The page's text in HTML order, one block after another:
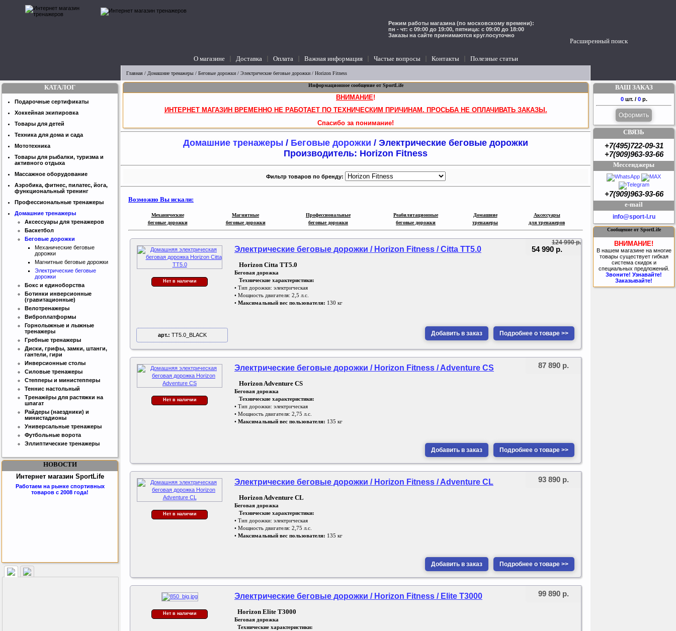
Расширенный поиск
Режим работы магазина (по московскому времени):
пн - чт: с 09:00 до 19:00, пятница: с 09:00 до 18:00
Заказы на сайте принимаются круглосуточно
О магазине Доставка Оплата Важная информация Частые вопросы Контакты Полезные статьи
Главная / Домашние тренажеры / Беговые дорожки / Электрические беговые дорожки / Horizon Fitness
Информационное сообщение от SportLife
ВНИМАНИЕ!
ИНТЕРНЕТ МАГАЗИН ВРЕМЕННО НЕ РАБОТАЕТ ПО ТЕХНИЧЕСКИМ ПРИЧИНАМ. ПРОСЬБА НЕ ОПЛАЧИВАТЬ ЗАКАЗЫ.
Спасибо за понимание!
Домашние тренажеры / Беговые дорожки / Электрические беговые дорожки
Производитель: Horizon Fitness
Фильтр товаров по бренду:
Возможно Вы искали:
Механические
беговые дорожки
Магнитные
беговые дорожки
Профессиональные
беговые дорожки
Реабилитационные
беговые дорожки
Домашние
тренажеры
Аксессуары
для тренажеров
Нет в наличии
Электрические беговые дорожки / Horizon Fitness / Citta TT5.0
Horizon Citta TT5.0
Беговая дорожка
Технические характеристики:
• Тип дорожки: электрическая
• Мощность двигателя: 2,5 л.с.
• Максимальный вес пользователя: 130 кг
арт.: TT5.0_BLACK Добавить в заказ Подробнее о товаре >>
124 990 р.
54 990 р.
Нет в наличии
Электрические беговые дорожки / Horizon Fitness / Adventure CS
Horizon Adventure CS
Беговая дорожка
Технические характеристики:
• Тип дорожки: электрическая
• Мощность двигателя: 2,75 л.с.
• Максимальный вес пользователя: 135 кг
Добавить в заказ Подробнее о товаре >>
87 890 р.
Нет в наличии
Электрические беговые дорожки / Horizon Fitness / Adventure CL
Horizon Adventure CL
Беговая дорожка
Технические характеристики:
• Тип дорожки: электрическая
• Мощность двигателя: 2,75 л.с.
• Максимальный вес пользователя: 135 кг
Добавить в заказ Подробнее о товаре >>
93 890 р.
Нет в наличии
Электрические беговые дорожки / Horizon Fitness / Elite T3000
Horizon Elite T3000
Беговая дорожка
Технические характеристики:
99 890 р.
КАТАЛОГ
Подарочные сертификаты
Хоккейная экипировка
Товары для детей
Техника для дома и сада
Мототехника
Товары для рыбалки, туризма и
активного отдыха
Массажное оборудование
Аэробика, фитнес, пилатес, йога,
функциональный тренинг
Профессиональные тренажеры
Домашние тренажеры
Аксессуары для тренажеров
Баскетбол
Беговые дорожки
Механические беговые
дорожки
Магнитные беговые дорожки
Электрические беговые
дорожки
Бокс и единоборства
Ботинки инверсионные
(гравитационные)
Велотренажеры
Виброплатформы
Горнолыжные и лыжные
тренажеры
Гребные тренажеры
Диски, грифы, замки, штанги,
гантели, гири
Инверсионные столы
Силовые тренажеры
Степперы и министепперы
Теннис настольный
Тренажёры для растяжки на
шпагат
Райдеры (наездники) и
министадионы
Универсальные тренажеры
Футбольные ворота
Эллиптические тренажеры
НОВОСТИ
Интернет магазин SportLife
Работаем на рынке спортивных
товаров с 2008 года!
Бесплатная сборка и доставка
ВАШ ЗАКАЗ
0 шт. / 0 р.
Оформить
СВЯЗЬ
+7(495)722-09-31
+7(909)963-93-66
Мессенджеры
+7(909)963-93-66
e-mail
info@sport-l.ru
Сообщение от SportLife
ВНИМАНИЕ!
В нашем магазине на многие
товары существует гибкая
система скидок и
специальных предложений.
Звоните! Узнавайте!
Заказывайте!